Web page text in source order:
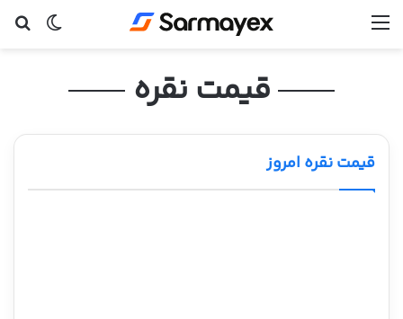
قیمت نقره
قیمت نقره امروز